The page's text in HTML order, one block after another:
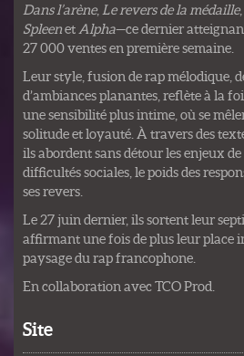
Dans l’arène, Le revers de la médaille,
Spleenet Alpha—ce dernier
27 000 ventes en première semaine.
Leur style, fusion de rap mélodique,
d’ambiances planantes, reflète à la
une sensibilité plus intime, où se
solitude et loyauté. À travers des
ils abordent sans détour les enjeux
difficultés sociales, le poids des
ses revers.
Le 27 juin dernier, ils sortent leur
affirmant une fois de plus leur place
paysage du rap francophone.
En collaboration avec TCO Prod.
Site